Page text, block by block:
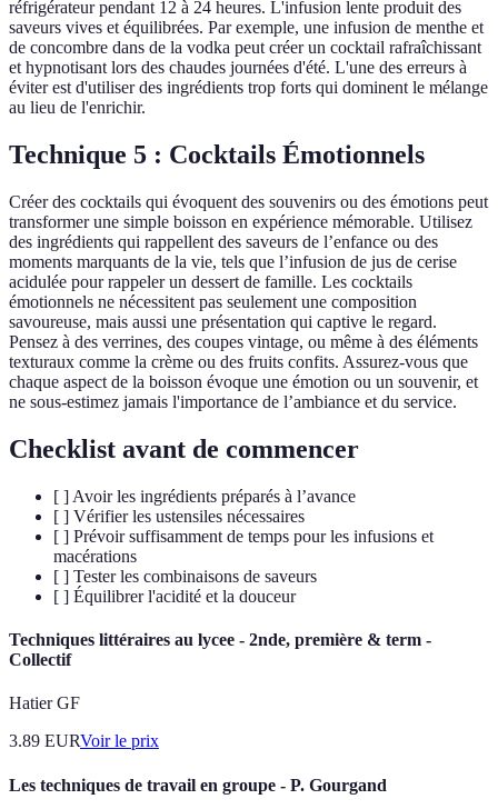
réfrigérateur pendant 12 à 24 heures. L'infusion lente produit des
saveurs vives et équilibrées. Par exemple, une infusion de menthe et
de concombre dans de la vodka peut créer un cocktail rafraîchissant
et hypnotisant lors des chaudes journées d'été. L'une des erreurs à
éviter est d'utiliser des ingrédients trop forts qui dominent le mélange
au lieu de l'enrichir.
Technique 5 : Cocktails Émotionnels
Créer des cocktails qui évoquent des souvenirs ou des émotions peut
transformer une simple boisson en expérience mémorable. Utilisez
des ingrédients qui rappellent des saveurs de l’enfance ou des
moments marquants de la vie, tels que l’infusion de jus de cerise
acidulée pour rappeler un dessert de famille. Les cocktails
émotionnels ne nécessitent pas seulement une composition
savoureuse, mais aussi une présentation qui captive le regard.
Pensez à des verrines, des coupes vintage, ou même à des éléments
texturaux comme la crème ou des fruits confits. Assurez-vous que
chaque aspect de la boisson évoque une émotion ou un souvenir, et
ne sous-estimez jamais l'importance de l’ambiance et du service.
Checklist avant de commencer
[ ] Avoir les ingrédients préparés à l’avance
[ ] Vérifier les ustensiles nécessaires
[ ] Prévoir suffisamment de temps pour les infusions et
macérations
[ ] Tester les combinaisons de saveurs
[ ] Équilibrer l'acidité et la douceur
Techniques littéraires au lycee - 2nde, première & term -
Collectif
Hatier GF
3.89 EURVoir le prix
Les techniques de travail en groupe - P. Gourgand